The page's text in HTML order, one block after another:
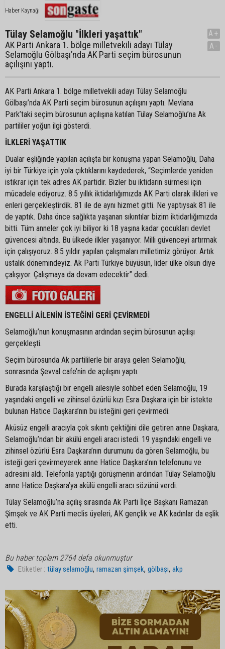
Haber Kaynağı
Tülay Selamoğlu "İlkleri yaşattık"
AK Parti Ankara 1. bölge milletvekili adayı Tülay
Selamoğlu Gölbaşı’nda AK Parti seçim bürosunun
açılışını yaptı.
A+
A-
AK Parti Ankara 1. bölge milletvekili adayı Tülay Selamoğlu
Gölbaşı’nda AK Parti seçim bürosunun açılışını yaptı. Mevlana
Park’taki seçim bürosunun açılışına katılan Tülay Selamoğlu’na Ak
partililer yoğun ilgi gösterdi.
İLKLERİ YAŞATTIK
Dualar eşliğinde yapılan açılışta bir konuşma yapan Selamoğlu, Daha
iyi bir Türkiye için yola çıktıklarını kaydederek, “Seçimlerde yeniden
istikrar için tek adres AK partidir. Bizler bu iktidarın sürmesi için
mücadele ediyoruz. 8.5 yıllık iktidarlığımızda AK Parti olarak ilkleri ve
enleri gerçekleştirdik. 81 ile de aynı hizmet gitti. Ne yaptıysak 81 ile
de yaptık. Daha önce sağlıkta yaşanan sıkıntılar bizim iktidarlığımızda
bitti. Tüm anneler çok iyi biliyor ki 18 yaşına kadar çocukları devlet
güvencesi altında. Bu ülkede ilkler yaşanıyor. Milli güvenceyi artırmak
için çalışıyoruz. 8.5 yıldır yapılan çalışmaları milletimiz görüyor. Artık
ustalık dönemindeyiz. Ak Parti Türkiye büyüsün, lider ülke olsun diye
çalışıyor. Çalışmaya da devam edecektir” dedi.
ENGELLİ AİLENİN İSTEĞİNİ GERİ ÇEVİRMEDİ
Selamoğlu’nun konuşmasının ardından seçim bürosunun açılışı
gerçekleşti.
Seçim bürosunda Ak partililerle bir araya gelen Selamoğlu,
sonrasında Şevval cafe’nin de açılışını yaptı.
Burada karşılaştığı bir engelli ailesiyle sohbet eden Selamoğlu, 19
yaşındaki engelli ve zihinsel özürlü kızı Esra Daşkara için bir istekte
bulunan Hatice Daşkara’nın bu isteğini geri çevirmedi.
Aküsüz engelli aracıyla çok sıkıntı çektiğini dile getiren anne Daşkara,
Selamoğlu’ndan bir akülü engeli aracı istedi. 19 yaşındaki engelli ve
zihinsel özürlü Esra Daşkara’nın durumunu da gören Selamoğlu, bu
isteği geri çevirmeyerek anne Hatice Daşkara’nın telefonunu ve
adresini aldı. Telefonla yaptığı görüşmenin ardından Tülay Selamoğlu
anne Hatice Daşkara’ya akülü engelli aracı sözünü verdi.
Tülay Selamoğlu’na açılış sırasında Ak Parti İlçe Başkanı Ramazan
Şimşek ve AK Parti meclis üyeleri, AK gençlik ve AK kadınlar da eşlik
etti.
Bu haber toplam 2764 defa okunmuştur
Etiketler : tülay selamoğlu,ramazan şimşek,gölbaşı,akp